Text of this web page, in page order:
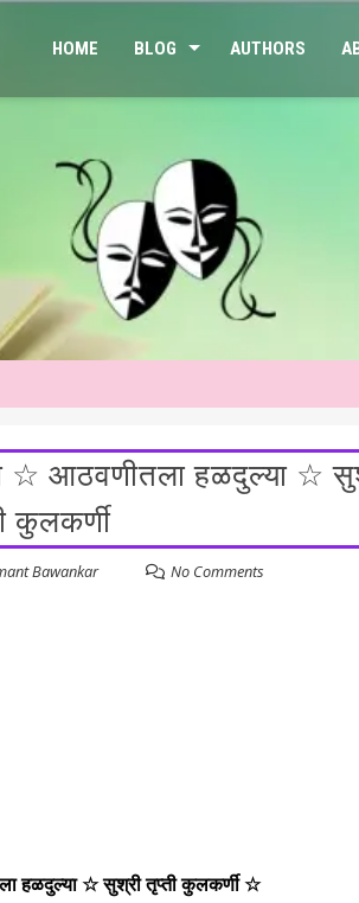
HOME BLOG AUTHORS
☆ आठवणीतला हळदुल्या ☆
कुलकर्णी
Bawankar No Comments
हळदुल्या ☆ सुश्री तृप्ती कुलकर्णी ☆
☆ हिन्दी साहित्य – आलेख ☆ जेन जी